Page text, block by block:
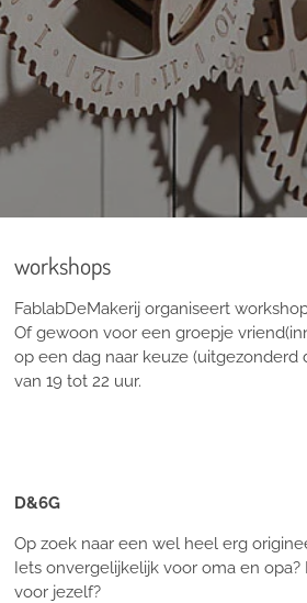
workshops
FablabDeMakerij organiseert
Of gewoon voor een groepje
op een dag naar keuze (uitgezonderd
van 19 tot 22 uur.
D&6G
Op zoek naar een wel heel erg
Iets onvergelijkelijk voor oma en
voor jezelf?